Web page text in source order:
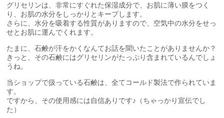
グリセリンは、非常にすぐれた保湿成分で、お肌に薄い膜をつく
り、お肌の水分をしっかりとキープします。
さらに、水分を吸着する性質がありますので、空気中の水分をせっ
せとお肌に運んでくれます。
たまに、石鹸が汗をかくなんてお話を聞いたことがありませんか？
きっと、その石鹸にはグリセリンがたっぷり含まれているんでしょ
うね。
当ショップで扱っている石鹸は、全てコールド製法で作られていま
す。
ですから、その使用感には自信ありです♪（ちゃっかり宣伝でし
た）